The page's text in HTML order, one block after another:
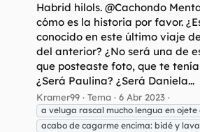
Habrid hilols. @Cachondo
cómo es la historia por favor.
conocido en este último viaje
del anterior? ¿No será una de
que posteaste foto, que te
¿Será Paulina? ¿Será Daniela...
Kramer99 Tema 6 Abr 2023
a veluga rascal mucho lengua en ojete
acabo de cagarme encima: bidé y